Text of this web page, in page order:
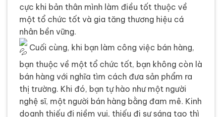
cực khi bản thân mình làm điều tốt thuộc về
một tổ chức tốt và gia tăng thương hiệu cá
nhân bền vững.
Cuối cùng, khi bạn làm công việc bán hàng,
bạn thuộc về một tổ chức tốt, bạn không còn là
bán hàng với nghĩa tìm cách đưa sản phẩm ra
thị trường. Khi đó, bạn tự hào như một người
nghệ sĩ, một người bán hàng bằng đam mê. Kinh
doanh thiếu đi niềm vui, thiếu đi sự sáng tạo thì